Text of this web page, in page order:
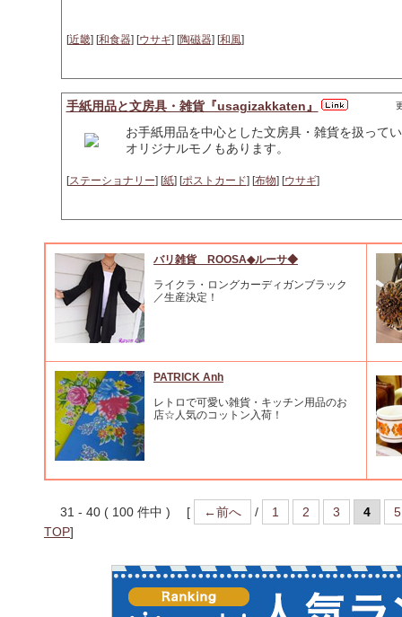
[近畿] [和食器] [ウサギ] [陶磁器] [和風]
手紙用品と文房具・雑貨『usagizakkaten』
お手紙用品を中心とした文房具・雑貨を扱って
オリジナルモノもあります。
[ステーショナリー] [紙] [ポストカード] [布物] [ウサギ]
バリ雑貨 ROOSA◆ルーサ◆
ライクラ・ロングカーディガンブラック
／生産決定！
PATRICK Anh
レトロで可愛い雑貨・キッチン用品のお
店☆人気のコットン入荷！
31 - 40 ( 100 件中 ) [ ←前へ / 1 2 3 4
5
TOP]